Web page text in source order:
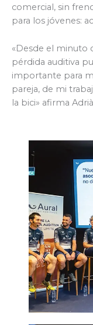
comercial, sin
para los jóvenes:
«Desde el minuto
pérdida auditiva
importante para
pareja, de mi
la bici» afirma